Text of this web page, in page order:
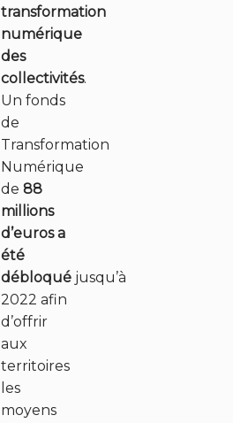
transformation
numérique
des
collectivités.
Un fonds
de
Transformation
Numérique
de 88
millions
d’euros a
été
débloquéjusqu’à
2022 afin
d’offrir
aux
territoires
les
moyens